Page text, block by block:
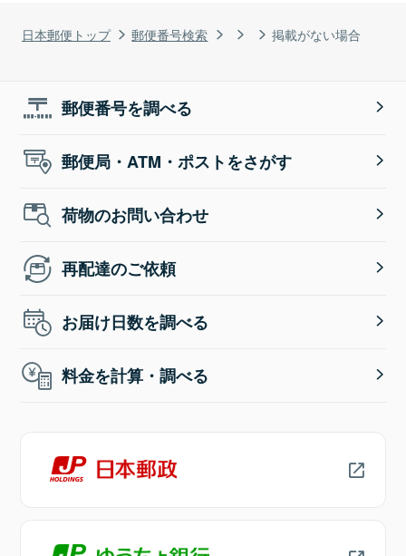
日本郵便トップ 郵便番号検索 掲載がない場合
郵便番号を調べる
郵便局・ATM・ポストをさがす
荷物のお問い合わせ
再配達のご依頼
お届け日数を調べる
料金を計算・調べる